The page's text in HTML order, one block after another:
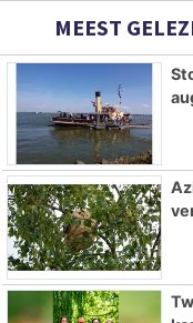
MEEST